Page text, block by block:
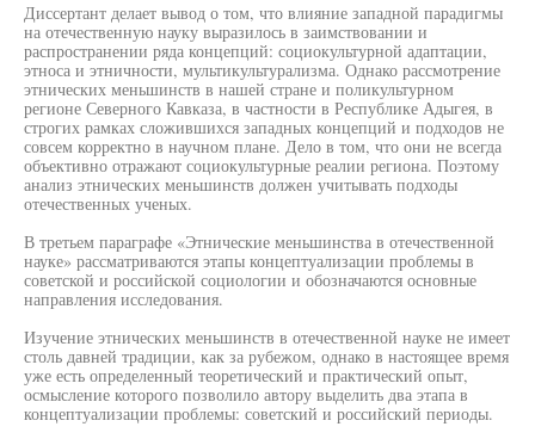
Диссертант делает вывод о том, что влияние западной парадигмы
на отечественную науку выразилось в заимствовании и
распространении ряда концепций: социокультурной адаптации,
этноса и этничности, мультикультурализма. Однако рассмотрение
этнических меньшинств в нашей стране и поликультурном
регионе Северного Кавказа, в частности в Республике Адыгея, в
строгих рамках сложившихся западных концепций и подходов не
совсем корректно в научном плане. Дело в том, что они не всегда
объективно отражают социокультурные реалии региона. Поэтому
анализ этнических меньшинств должен учитывать подходы
отечественных ученых.
В третьем параграфе «Этнические меньшинства в отечественной
науке» рассматриваются этапы концептуализации проблемы в
советской и российской социологии и обозначаются основные
направления исследования.
Изучение этнических меньшинств в отечественной науке не имеет
столь давней традиции, как за рубежом, однако в настоящее время
уже есть определенный теоретический и практический опыт,
осмысление которого позволило автору выделить два этапа в
концептуализации проблемы: советский и российский периоды.